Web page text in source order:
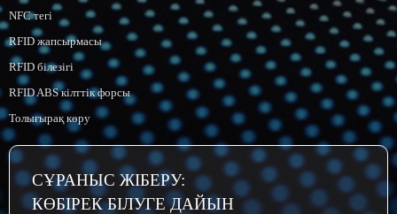
NFC тегі
RFID жапсырмасы
RFID білезігі
RFID ABS кілттік форсы
Толығырақ көру
СҰРАНЫС ЖІБЕРУ:
КӨБІРЕК БІЛУГЕ ДАЙЫН